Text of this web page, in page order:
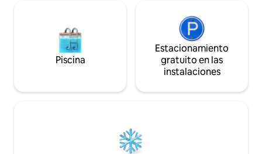
Piscina
Estacionamiento
gratuito en las
instalaciones